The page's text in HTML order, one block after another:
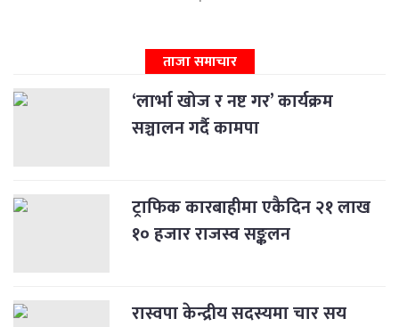
ताजा समाचार
‘लार्भा खोज र नष्ट गर’ कार्यक्रम
सञ्चालन गर्दै कामपा
ट्राफिक कारबाहीमा एकैदिन २१ लाख
१० हजार राजस्व सङ्कलन
रास्वपा केन्द्रीय सदस्यमा चार सय